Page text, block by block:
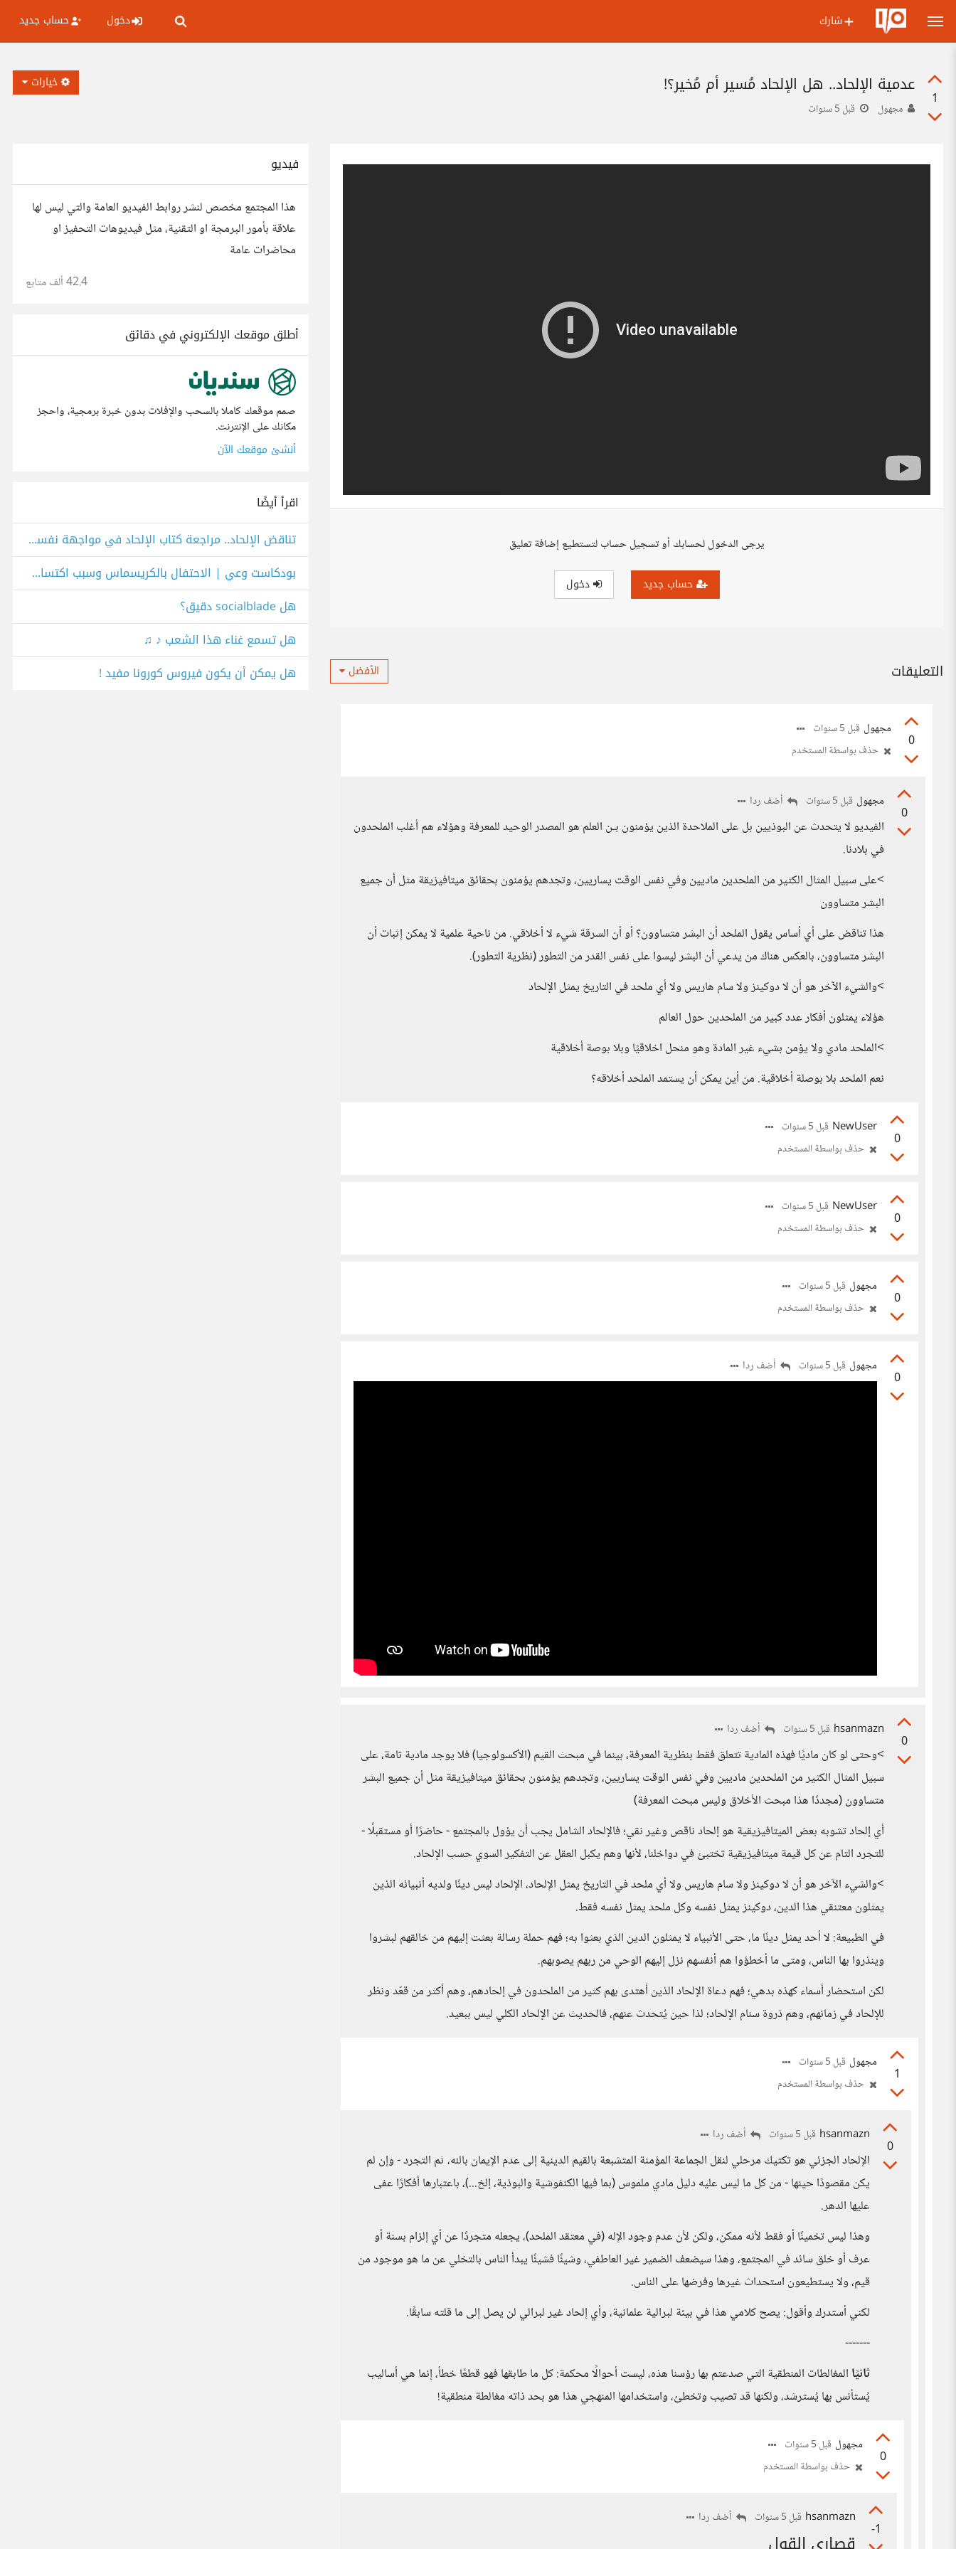
شارك دخول حساب جديد
1
عدمية الإلحاد.. هل الإلحاد مُسير أم مُخير؟!
مجهول قبل 5 سنوات
خيارات
يرجى الدخول لحسابك أو تسجيل حساب لتستطيع إضافة تعليق
حساب جديد دخول
التعليقات الأفضل
0
مجهول قبل 5 سنوات
حذف بواسطة المستخدم
0
مجهول قبل 5 سنوات أضف ردا
الفيديو لا يتحدث عن البوذيين بل على الملاحدة الذين يؤمنون بـن العلم هو المصدر الوحيد للمعرفة وهؤلاء هم أغلب الملحدون
في بلادنا.
>على سبيل المثال الكثير من الملحدين ماديين وفي نفس الوقت يساريين، وتجدهم يؤمنون بحقائق ميتافيزيقة مثل أن جميع
البشر متساوون
هذا تناقض على أي أساس يقول الملحد أن البشر متساوون؟ أو أن السرقة شيء لا أخلاقي. من ناحية علمية لا يمكن إثبات أن
البشر متساوون، بالعكس هناك من يدعي أن البشر ليسوا على نفس القدر من التطور (نظرية التطور).
>والشيء الآخر هو أن لا دوكينز ولا سام هاريس ولا أي ملحد في التاريخ يمثل الإلحاد
هؤلاء يمثلون أفكار عدد كبير من الملحدين حول العالم
>الملحد مادي ولا يؤمن بشيء غير المادة وهو منحل اخلاقيًا وبلا بوصة أخلاقية
نعم الملحد بلا بوصلة أخلاقية. من أين يمكن أن يستمد الملحد أخلاقه؟
0
NewUser قبل 5 سنوات
حذف بواسطة المستخدم
0
NewUser قبل 5 سنوات
حذف بواسطة المستخدم
0
مجهول قبل 5 سنوات
حذف بواسطة المستخدم
0
مجهول قبل 5 سنوات أضف ردا
0
hsanmazn قبل 5 سنوات أضف ردا
>وحتى لو كان ماديًا فهذه المادية تتعلق فقط بنظرية المعرفة، بينما في مبحث القيم (الأكسولوجيا) فلا يوجد مادية تامة، على
سبيل المثال الكثير من الملحدين ماديين وفي نفس الوقت يساريين، وتجدهم يؤمنون بحقائق ميتافيزيقة مثل أن جميع البشر
متساوون (مجددًا هذا مبحث الأخلاق وليس مبحث المعرفة)
أي إلحاد تشوبه بعض الميتافيزيقية هو إلحاد ناقص وغير نقي؛ فالإلحاد الشامل يجب أن يؤول بالمجتمع - حاضرًا أو مستقبلًا -
للتجرد التام عن كل قيمة ميتافيزيقية تختبئ في دواخلنا، لأنها وهم يكبل العقل عن التفكير السوي حسب الإلحاد.
>والشيء الآخر هو أن لا دوكينز ولا سام هاريس ولا أي ملحد في التاريخ يمثل الإلحاد، الإلحاد ليس دينًا ولديه أنبيائه الذين
يمثلون معتنقي هذا الدين، دوكينز يمثل نفسه وكل ملحد يمثل نفسه فقط.
في الطبيعة: لا أحد يمثل دينًا ما، حتى الأنبياء لا يمثلون الدين الذي بعثوا به؛ فهم حملة رسالة بعثت إليهم من خالقهم لبشروا
وينذروا بها الناس، ومتى ما أخطؤوا هم أنفسهم نزل إليهم الوحي من ربهم يصوبهم.
لكن استحضار أسماء كهذه بدهي؛ فهم دعاة الإلحاد الذين أهتدى بهم كثير من الملحدون في إلحادهم، وهم أكثر من قعّد ونظر
للإلحاد في زمانهم، وهم ذروة سنام الإلحاد؛ لذا حين يُتحدث عنهم، فالحديث عن الإلحاد الكلي ليس ببعيد.
1
مجهول قبل 5 سنوات
حذف بواسطة المستخدم
0
hsanmazn قبل 5 سنوات أضف ردا
الإلحاد الجزئي هو تكتيك مرحلي لنقل الجماعة المؤمنة المتشبعة بالقيم الدينية إلى عدم الإيمان بالله، ثم التجرد - وإن لم
يكن مقصودًا حينها - من كل ما ليس عليه دليل مادي ملموس (بما فيها الكنفوشية والبوذية، إلخ...)، باعتبارها أفكارًا عفى
عليها الدهر.
وهذا ليس تخمينًا أو فقط لأنه ممكن، ولكن لأن عدم وجود الإله (في معتقد الملحد)، يجعله متجردًا عن أي إلزام بسنة أو
عرف أو خلق سائد في المجتمع، وهذا سيضعف الضمير غير العاطفي، وشيئًا فشيئًا يبدأ الناس بالتخلي عن ما هو موجود من
قيم، ولا يستطيعون استحداث غيرها وفرضها على الناس.
لكني أستدرك وأقول: يصح كلامي هذا في بيئة لبرالية علمانية، وأي إلحاد غير لبرالي لن يصل إلى ما قلته سابقًا.
-------
ثانيًا المغالطات المنطقية التي صدعتم بها رؤسنا هذه، ليست أحوالًا محكمة: كل ما طابقها فهو قطعًا خطأ، إنما هي أساليب
يُستأنس بها يُسترشد، ولكنها قد تصيب وتخطئ، واستخدامها المنهجي هذا هو بحد ذاته مغالطة منطقية!
0
مجهول قبل 5 سنوات
حذف بواسطة المستخدم
-1
hsanmazn قبل 5 سنوات أضف ردا
فيديو
هذا المجتمع مخصص لنشر روابط الفيديو العامة والتي ليس لها
علاقة بأمور البرمجة او التقنية، مثل فيديوهات التحفيز او
محاضرات عامة
42.4 ألف متابع
أطلق موقعك الإلكتروني في دقائق
صمم موقعك كاملا بالسحب والإفلات بدون خبرة برمجية، واحجز
مكانك على الإنترنت.
أنشئ موقعك الآن
اقرأ أيضًا
تناقض الإلحاد.. مراجعة كتاب الإلحاد في مواجهة نفسه للدكتور سامي عامري - YouTube
بودكاست وعي | الاحتفال بالكريسماس وسبب اكتساب عادات غربية وعدم الفخر والاكتفاء بالإسلام
هل socialblade دقيق؟
‫هل تسمع غناء هذا الشعب ♪ ♫
هل يمكن أن يكون فيروس كورونا مفيد !